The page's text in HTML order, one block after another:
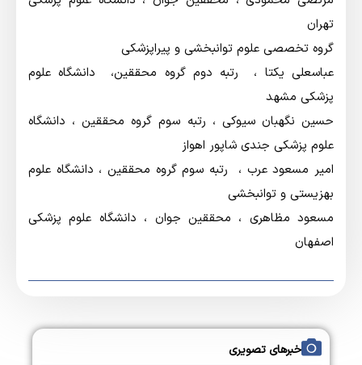
تهران
گروه تخصصی علوم توانبخشی و پیراپزشکی
عباسعلی یکتا ، رتبه دوم گروه محققین، دانشگاه علوم
پزشکی مشهد
حسین نگهبان سیوکی ،‌ رتبه سوم گروه محققین ، دانشگاه
علوم پزشکی جندی شاپور اهواز
امیر مسعود عرب ، رتبه سوم گروه محققین ، دانشگاه علوم
بهزیستی و توانبخشی
مسعود مظاهری ، محققین جوان ، دانشگاه علوم پزشکی
اصفهان
خبرهای تصویری